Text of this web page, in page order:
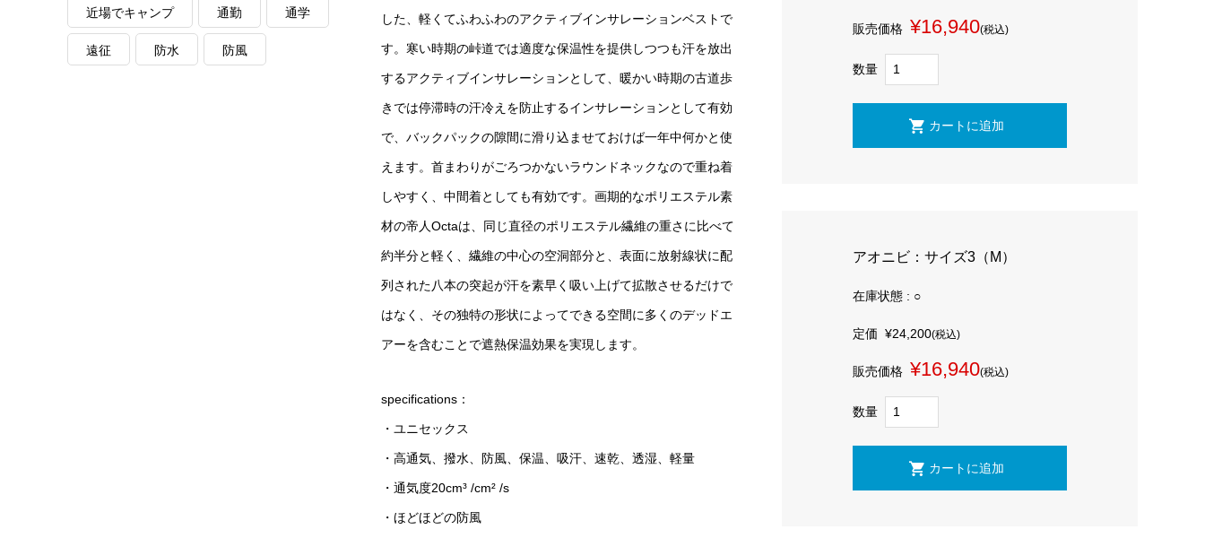
した、軽くてふわふわのアクティブインサレーションベストで
す。寒い時期の峠道では適度な保温性を提供しつつも汗を放出
するアクティブインサレーションとして、暖かい時期の古道歩
きでは停滞時の汗冷えを防止するインサレーションとして有効
で、バックパックの隙間に滑り込ませておけば一年中何かと使
えます。首まわりがごろつかないラウンドネックなので重ね着
しやすく、中間着としても有効です。画期的なポリエステル素
材の帝人Octaは、同じ直径のポリエステル繊維の重さに比べて
約半分と軽く、繊維の中心の空洞部分と、表面に放射線状に配
列された八本の突起が汗を素早く吸い上げて拡散させるだけで
はなく、その独特の形状によってできる空間に多くのデッドエ
アーを含むことで遮熱保温効果を実現します。
specifications：
・ユニセックス
・高通気、撥水、防風、保温、吸汗、速乾、透湿、軽量
・通気度20cm³ /cm² /s
・ほどほどの防風
販売価格 ¥16,940(税込)
数量
アオニビ：サイズ3（M）
在庫状態 : ○
定価¥24,200(税込)
販売価格 ¥16,940(税込)
数量
近場でキャンプ 通勤 通学
遠征 防水 防風